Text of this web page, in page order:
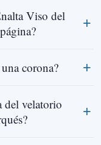
Viso del
corona?
del velatorio